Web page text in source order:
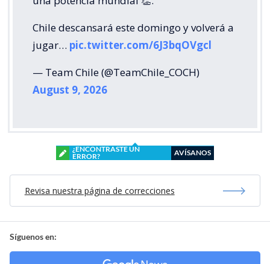
Chile descansará este domingo y volverá a
jugar… pic.twitter.com/6J3bqOVgcl
— Team Chile (@TeamChile_COCH)
August 9, 2026
¿ENCONTRASTE UN
ERROR?
AVÍSANOS
Revisa nuestra página de correcciones
Síguenos en: